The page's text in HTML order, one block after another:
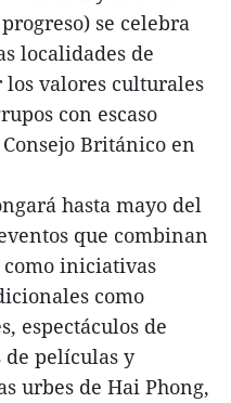
se celebra
localidades de
valores culturales
con escaso
Británico en
hasta mayo del
que combinan
iniciativas
como
espectáculos de
de películas y
urbes de Hai Phong,